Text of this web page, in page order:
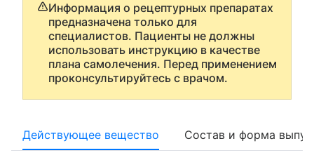
Информация о рецептурных препаратах
предназначена только для
специалистов. Пациенты не должны
использовать инструкцию в качестве
плана самолечения. Перед применением
проконсультируйтесь с врачом.
Действующее вещество Состав и форма